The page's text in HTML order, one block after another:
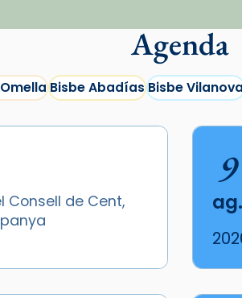
Agenda
Bisbe AbadíasBisbe
Consell de Cent,
9
ag.